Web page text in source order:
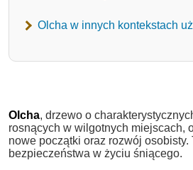
Olcha w innych kontekstach
Olcha, drzewo o
rosnących w wilgotnych miejscach,
nowe początki oraz rozwój
bezpieczeństwa w życiu śniącego.